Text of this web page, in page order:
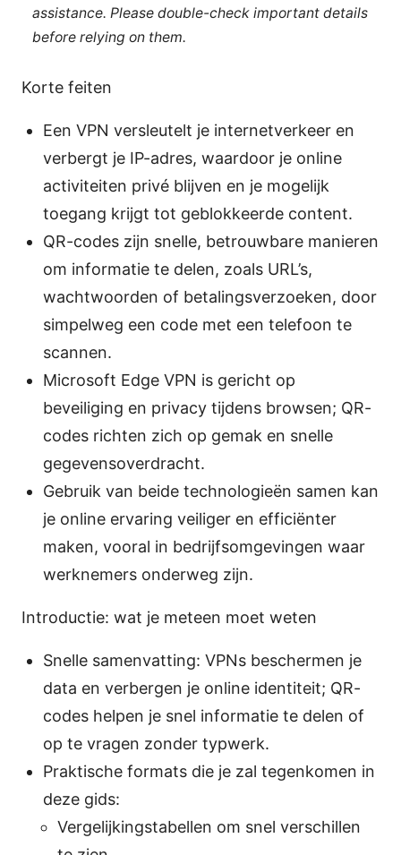
assistance. Please double-check important details
before relying on them.
Korte feiten
Een VPN versleutelt je internetverkeer en
verbergt je IP-adres, waardoor je online
activiteiten privé blijven en je mogelijk
toegang krijgt tot geblokkeerde content.
QR-codes zijn snelle, betrouwbare manieren
om informatie te delen, zoals URL’s,
wachtwoorden of betalingsverzoeken, door
simpelweg een code met een telefoon te
scannen.
Microsoft Edge VPN is gericht op
beveiliging en privacy tijdens browsen; QR-
codes richten zich op gemak en snelle
gegevensoverdracht.
Gebruik van beide technologieën samen kan
je online ervaring veiliger en efficiënter
maken, vooral in bedrijfsomgevingen waar
werknemers onderweg zijn.
Introductie: wat je meteen moet weten
Snelle samenvatting: VPNs beschermen je
data en verbergen je online identiteit; QR-
codes helpen je snel informatie te delen of
op te vragen zonder typwerk.
Praktische formats die je zal tegenkomen in
deze gids:
Vergelijkingstabellen om snel verschillen